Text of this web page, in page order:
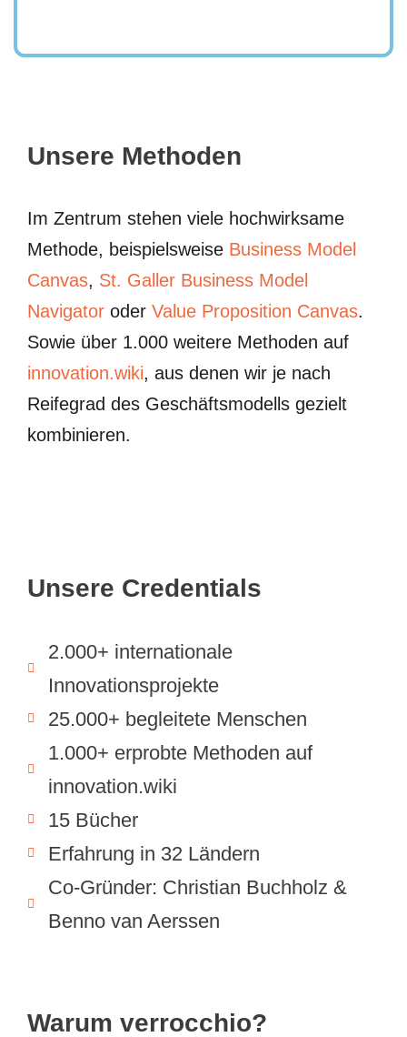
Unsere Methoden
Im Zentrum stehen viele hochwirksame
Methode, beispielsweise Business Model
Canvas, St. Galler Business Model
Navigator oder Value Proposition Canvas.
Sowie über 1.000 weitere Methoden auf
innovation.wiki, aus denen wir je nach
Reifegrad des Geschäftsmodells gezielt
kombinieren.
Unsere Credentials
2.000+ internationale
Innovationsprojekte
25.000+ begleitete Menschen
1.000+ erprobte Methoden auf
innovation.wiki
15 Bücher
Erfahrung in 32 Ländern
Co-Gründer: Christian Buchholz &
Benno van Aerssen
Warum verrocchio?